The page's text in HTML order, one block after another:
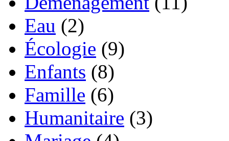
Eau (2)
Écologie (9)
Enfants (8)
Famille (6)
Humanitaire (3)